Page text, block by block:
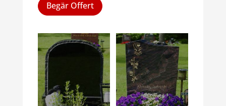
Begär Offert
här
har
flera
varianter.
De
olika
alternativen
varianter.
olika
alternativen
kan
väljas